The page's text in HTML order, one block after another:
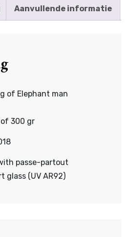
Aanvullende informatie
of Elephant man
300 gr
passe-partout
glass (UV AR92)